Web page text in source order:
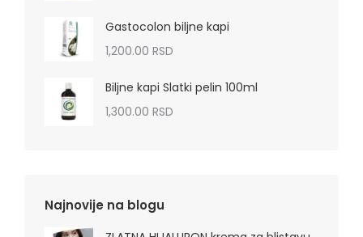
Gastocolon biljne kapi
1,200.00 RSD
Biljne kapi Slatki pelin 100ml
1,300.00 RSD
Najnovije na blogu